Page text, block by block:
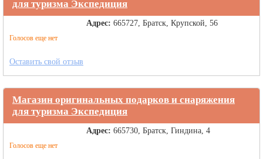
для туризма Экспедиция
Голосов еще нет
Адрес: 665727, Братск, Крупской, 56
Оставить свой отзыв
Магазин оригинальных подарков и снаряжения
для туризма Экспедиция
Голосов еще нет
Адрес: 665730, Братск, Гиндина, 4